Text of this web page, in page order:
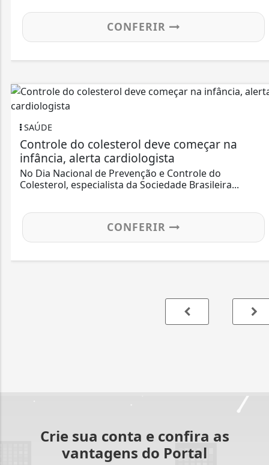
CONFERIR
SAÚDE
Controle do colesterol deve começar na
infância, alerta cardiologista
No Dia Nacional de Prevenção e Controle do
Colesterol, especialista da Sociedade Brasileira...
CONFERIR
Crie sua conta e confira as
vantagens do Portal